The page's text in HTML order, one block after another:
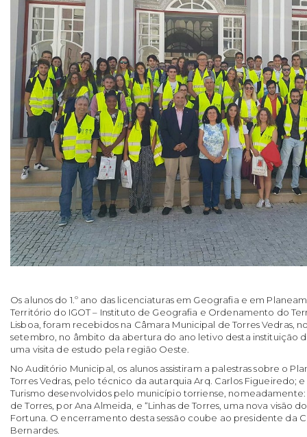
Os alunos do 1.º ano das licenciaturas em Geografia e em
Território do IGOT – Instituto de Geografia e Ordenamento do
Lisboa, foram recebidos na Câmara Municipal de Torres Vedras,
setembro, no âmbito da abertura do ano letivo desta instituição
uma visita de estudo pela região Oeste.
No Auditório Municipal, os alunos assistiram a palestras sobre o
Torres Vedras, pelo técnico da autarquia Arq. Carlos Figueiredo;
Turismo desenvolvidos pelo município torriense, nomeadamente:
de Torres, por Ana Almeida, e “Linhas de Torres, uma nova visão
Fortuna. O encerramento desta sessão coube ao presidente da
Bernardes.